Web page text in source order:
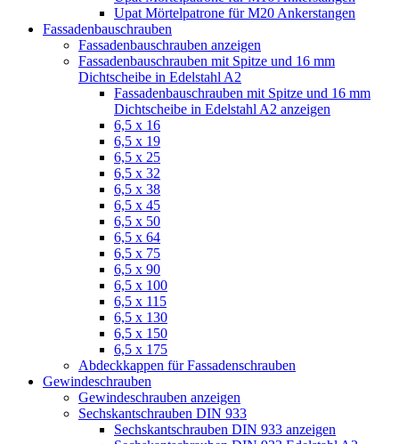
Upat Mörtelpatrone für M20 Ankerstangen
Fassadenbauschrauben
Fassadenbauschrauben anzeigen
Fassadenbauschrauben mit Spitze und 16 mm
Dichtscheibe in Edelstahl A2
Fassadenbauschrauben mit Spitze und 16 mm
Dichtscheibe in Edelstahl A2 anzeigen
6,5 x 16
6,5 x 19
6,5 x 25
6,5 x 32
6,5 x 38
6,5 x 45
6,5 x 50
6,5 x 64
6,5 x 75
6,5 x 90
6,5 x 100
6,5 x 115
6,5 x 130
6,5 x 150
6,5 x 175
Abdeckkappen für Fassadenschrauben
Gewindeschrauben
Gewindeschrauben anzeigen
Sechskantschrauben DIN 933
Sechskantschrauben DIN 933 anzeigen